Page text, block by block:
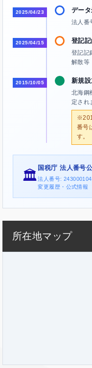
2025/04/23 デー
法人番
2025/04/15 登記
登記記
解散等
2015/10/05 新規設
北海鋼
定され
番号
す。
🏛️
国税庁 法人番号
法人番号:
変更履歴・公式情報
所在地マップ